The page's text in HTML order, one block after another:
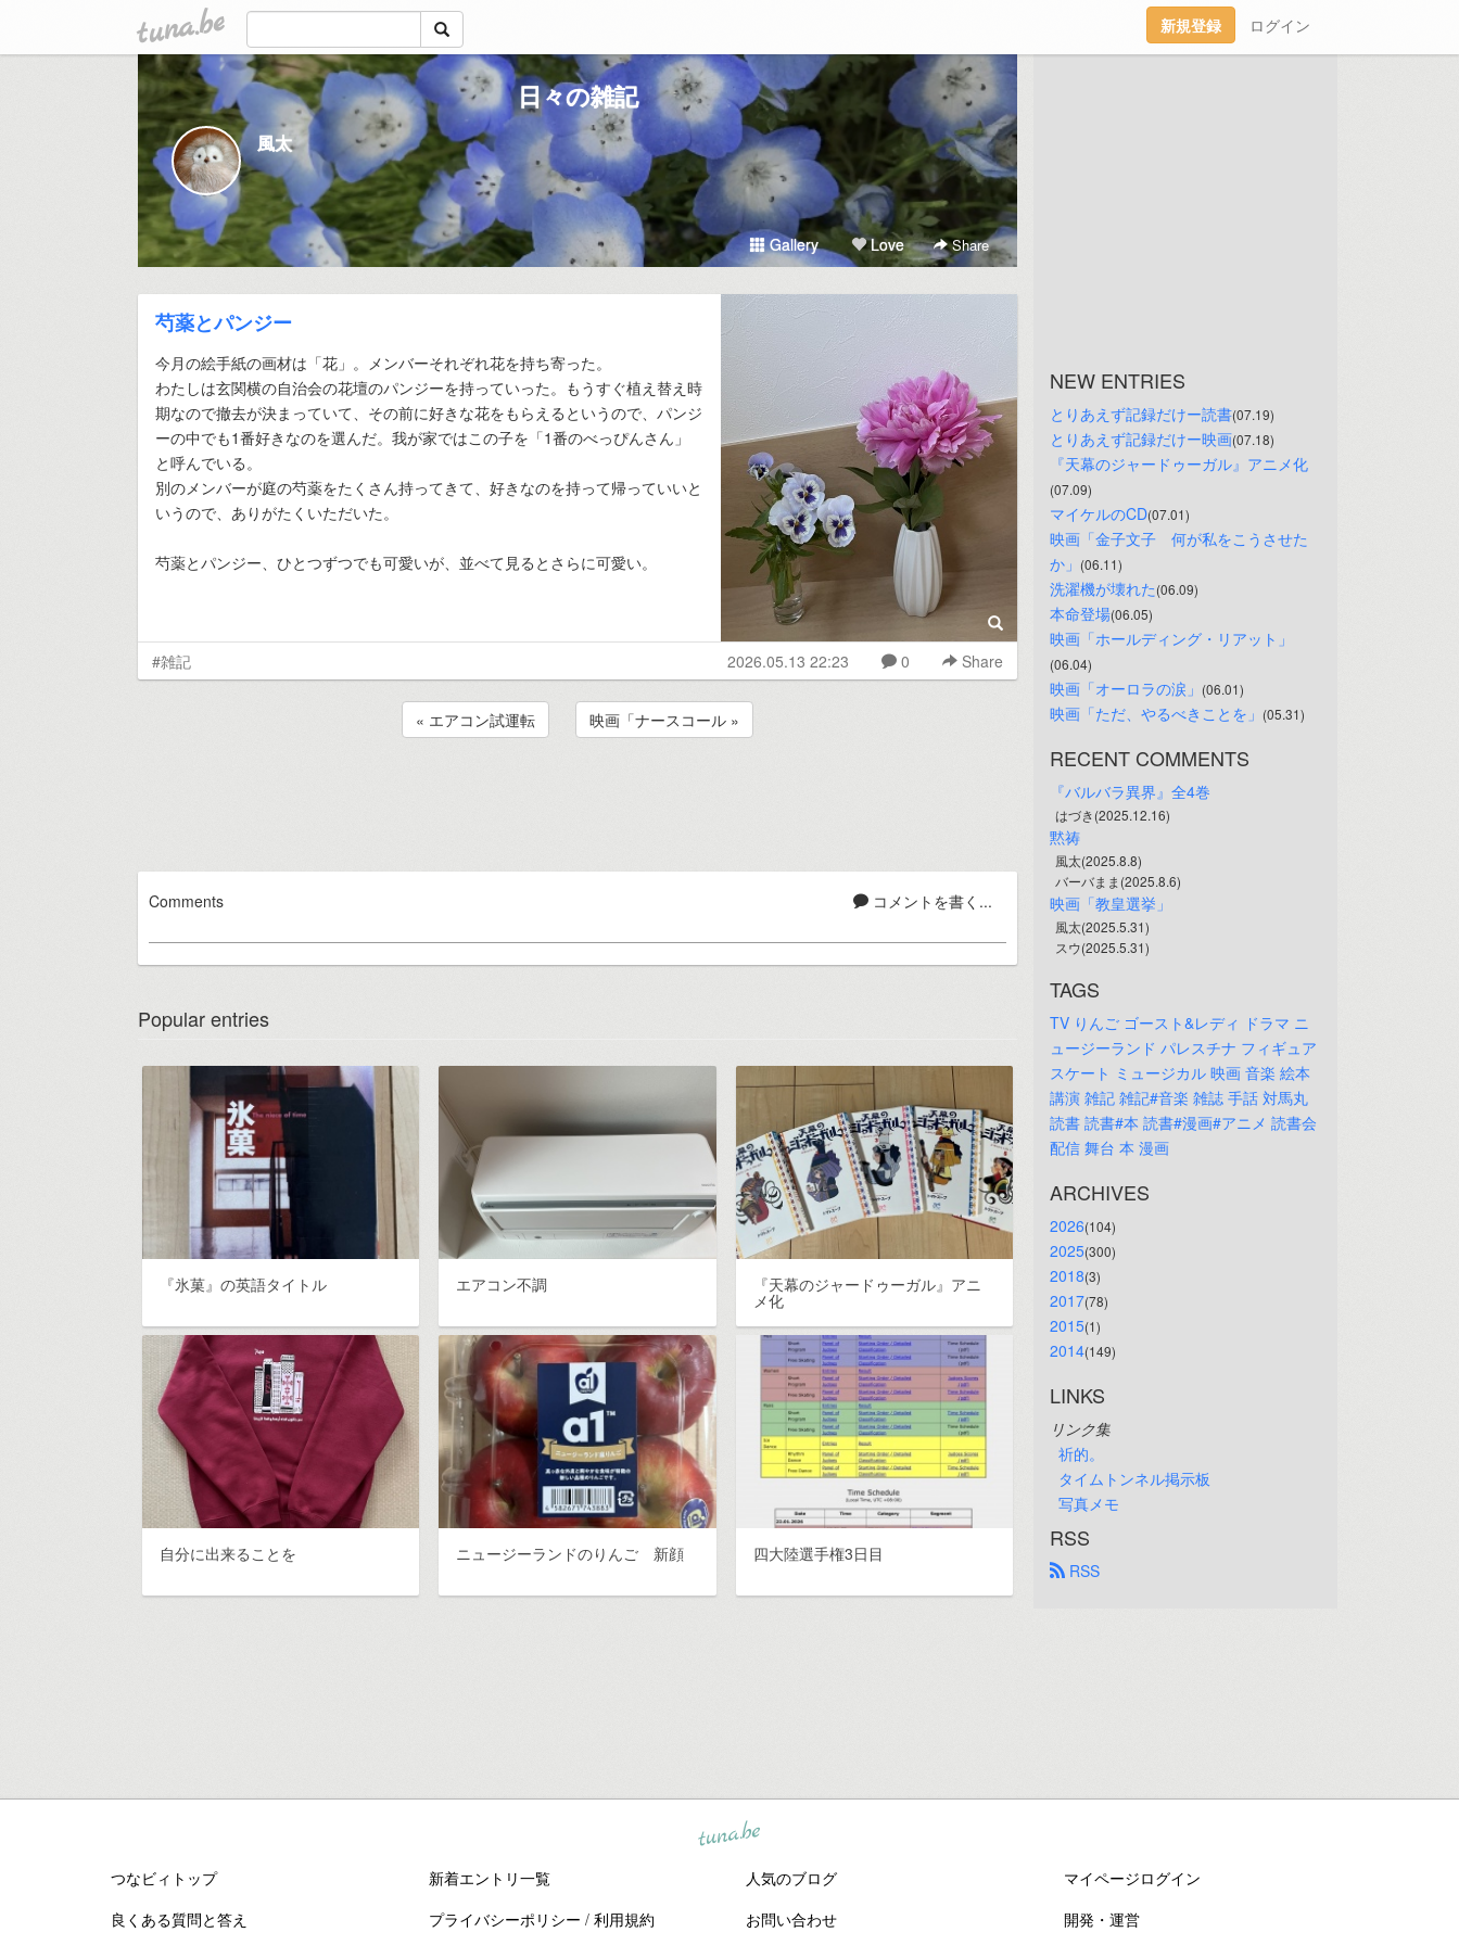
tuna.be 新規登録 ログイン
日々の雑記
風太
Gallery Love Share
芍薬とパンジー
今月の絵手紙の画材は「花」。メンバーそれぞれ花を持ち寄った。
わたしは玄関横の自治会の花壇のパンジーを持っていった。もうすぐ植え替え時
期なので撤去が決まっていて、その前に好きな花をもらえるというので、パンジ
ーの中でも1番好きなのを選んだ。我が家ではこの子を「1番のべっぴんさん」
と呼んでいる。
別のメンバーが庭の芍薬をたくさん持ってきて、好きなのを持って帰っていいと
いうので、ありがたくいただいた。
芍薬とパンジー、ひとつずつでも可愛いが、並べて見るとさらに可愛い。
#雑記 2026.05.13 22:23 0 Share
« エアコン試運転 映画「ナースコール »
コメントを書く...
Comments
Popular entries
『氷菓』の英語タイトル エアコン不調 『天幕のジャードゥーガル』アニ
メ化
自分に出来ることを ニュージーランドのりんご 新顔 四大陸選手権3日目
NEW ENTRIES
とりあえず記録だけー読書(07.19)
とりあえず記録だけー映画(07.18)
『天幕のジャードゥーガル』アニメ化
(07.09)
マイケルのCD(07.01)
映画「金子文子　何が私をこうさせた
か」 (06.11)
洗濯機が壊れた(06.09)
本命登場(06.05)
映画「ホールディング・リアット」
(06.04)
映画「オーロラの涙」 (06.01)
映画「ただ、やるべきことを」 (05.31)
RECENT COMMENTS
『バルバラ異界』全4巻
はづき(2025.12.16)
黙祷
風太(2025.8.8)
バーバまま(2025.8.6)
映画「教皇選挙」
風太(2025.5.31)
スウ(2025.5.31)
TAGS
TV りんご ゴースト&レディ ドラマ ニ
ュージーランド パレスチナ フィギュア
スケート ミュージカル 映画 音楽 絵本
講演 雑記 雑記#音楽 雑誌 手話 対馬丸
読書 読書#本 読書#漫画#アニメ 読書会
配信 舞台 本 漫画
ARCHIVES
2026(104)
2025(300)
2018(3)
2017(78)
2015(1)
2014(149)
LINKS
リンク集
祈的。
タイムトンネル掲示板
写真メモ
RSS
RSS
tuna.be
つなビィトップ 新着エントリ一覧 人気のブログ
マイページログイン
良くある質問と答え
プライバシーポリシー / 利用規約 お問い合わせ 開発・運営